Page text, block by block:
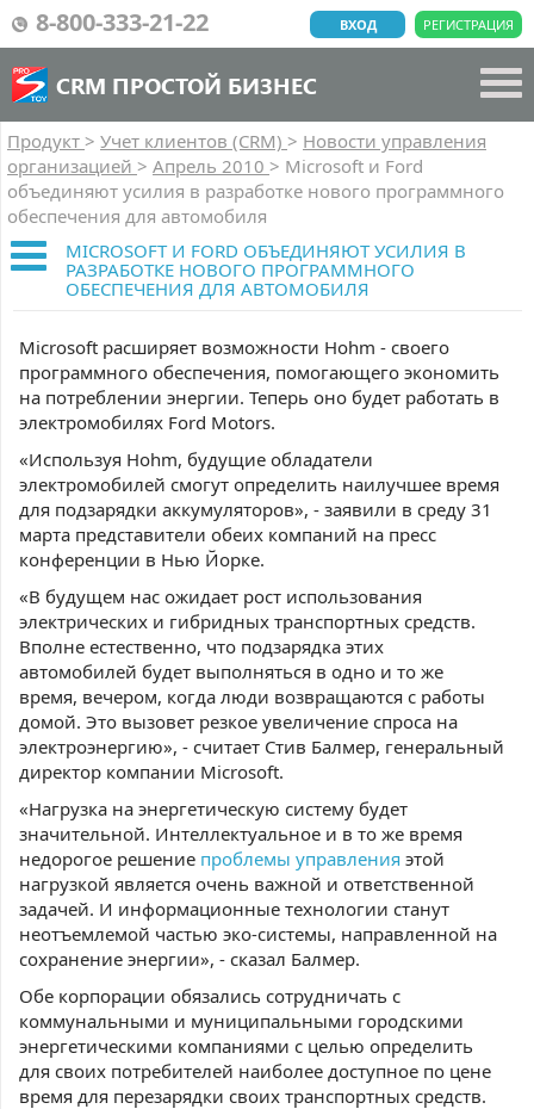
8-800-333-21-22 РЕГИСТРАЦИЯ
ВХОД
CRM ПРОСТОЙ БИЗНЕС
Продукт > Учет клиентов (CRM) > Новости управления
организацией > Апрель 2010 > Microsoft и Ford
объединяют усилия в разработке нового программного
обеспечения для автомобиля
MICROSOFT И FORD ОБЪЕДИНЯЮТ УСИЛИЯ В
РАЗРАБОТКЕ НОВОГО ПРОГРАММНОГО
ОБЕСПЕЧЕНИЯ ДЛЯ АВТОМОБИЛЯ
Microsoft расширяет возможности Hohm - своего
программного обеспечения, помогающего экономить
на потреблении энергии. Теперь оно будет работать в
электромобилях Ford Motors.
«Используя Hohm, будущие обладатели
электромобилей смогут определить наилучшее время
для подзарядки аккумуляторов», - заявили в среду 31
марта представители обеих компаний на пресс
конференции в Нью Йорке.
«В будущем нас ожидает рост использования
электрических и гибридных транспортных средств.
Вполне естественно, что подзарядка этих
автомобилей будет выполняться в одно и то же
время, вечером, когда люди возвращаются с работы
домой. Это вызовет резкое увеличение спроса на
электроэнергию», - считает Стив Балмер, генеральный
директор компании Microsoft.
«Нагрузка на энергетическую систему будет
значительной. Интеллектуальное и в то же время
недорогое решение проблемы управления этой
нагрузкой является очень важной и ответственной
задачей. И информационные технологии станут
неотъемлемой частью эко-системы, направленной на
сохранение энергии», - сказал Балмер.
Обе корпорации обязались сотрудничать с
коммунальными и муниципальными городскими
энергетическими компаниями с целью определить
для своих потребителей наиболее доступное по цене
время для перезарядки своих транспортных средств.